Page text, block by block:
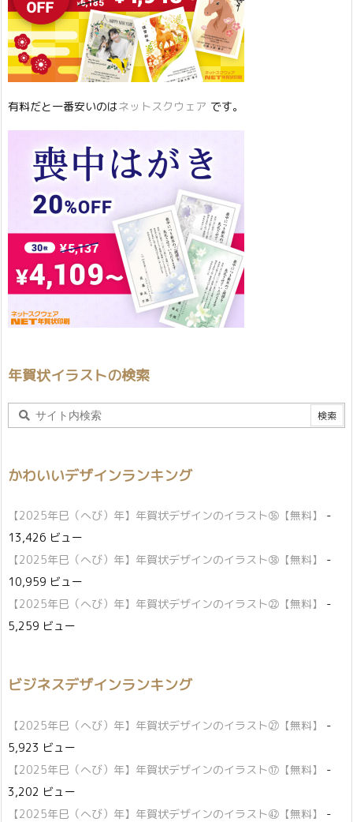
有料だと一番安いのはネットスクウェア です。
年賀状イラストの検索
かわいいデザインランキング
【2025年巳（へび）年】年賀状デザインのイラスト㊱【無料】
-
13,426 ビュー
【2025年巳（へび）年】年賀状デザインのイラスト㊳【無料】
-
10,959 ビュー
【2025年巳（へび）年】年賀状デザインのイラスト㉒【無料】
-
5,259 ビュー
ビジネスデザインランキング
【2025年巳（へび）年】年賀状デザインのイラスト㉗【無料】
-
5,923 ビュー
【2025年巳（へび）年】年賀状デザインのイラスト⑰【無料】
-
3,202 ビュー
【2025年巳（へび）年】年賀状デザインのイラスト㊷【無料】
-